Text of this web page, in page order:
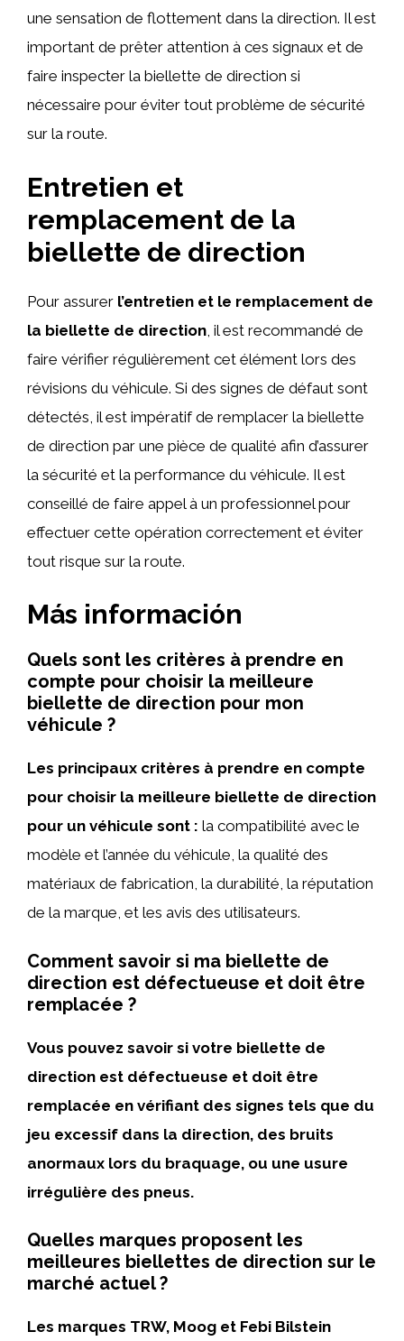
une sensation de flottement dans la direction. Il est
important de prêter attention à ces signaux et de
faire inspecter la biellette de direction si
nécessaire pour éviter tout problème de sécurité
sur la route.
Entretien et
remplacement de la
biellette de direction
Pour assurer l’entretien et le remplacement de
la biellette de direction , il est recommandé de
faire vérifier régulièrement cet élément lors des
révisions du véhicule. Si des signes de défaut sont
détectés, il est impératif de remplacer la biellette
de direction par une pièce de qualité afin d’assurer
la sécurité et la performance du véhicule. Il est
conseillé de faire appel à un professionnel pour
effectuer cette opération correctement et éviter
tout risque sur la route.
Más información
Quels sont les critères à prendre en
compte pour choisir la meilleure
biellette de direction pour mon
véhicule ?
Les principaux critères à prendre en compte
pour choisir la meilleure biellette de direction
pour un véhicule sont : la compatibilité avec le
modèle et l’année du véhicule, la qualité des
matériaux de fabrication, la durabilité, la réputation
de la marque, et les avis des utilisateurs.
Comment savoir si ma biellette de
direction est défectueuse et doit être
remplacée ?
Vous pouvez savoir si votre biellette de
direction est défectueuse et doit être
remplacée en vérifiant des signes tels que du
jeu excessif dans la direction, des bruits
anormaux lors du braquage, ou une usure
irrégulière des pneus.
Quelles marques proposent les
meilleures biellettes de direction sur le
marché actuel ?
Les marques TRW, Moog et Febi Bilstein